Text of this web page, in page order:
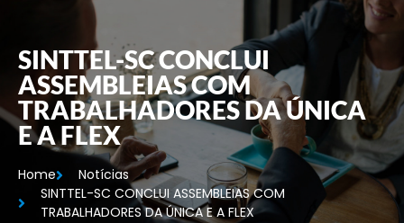
SINTTEL-SC CONCLUI
ASSEMBLEIAS COM
TRABALHADORES DA ÚNICA
E A FLEX
Home
Notícias
SINTTEL-SC CONCLUI ASSEMBLEIAS COM
TRABALHADORES DA ÚNICA E A FLEX